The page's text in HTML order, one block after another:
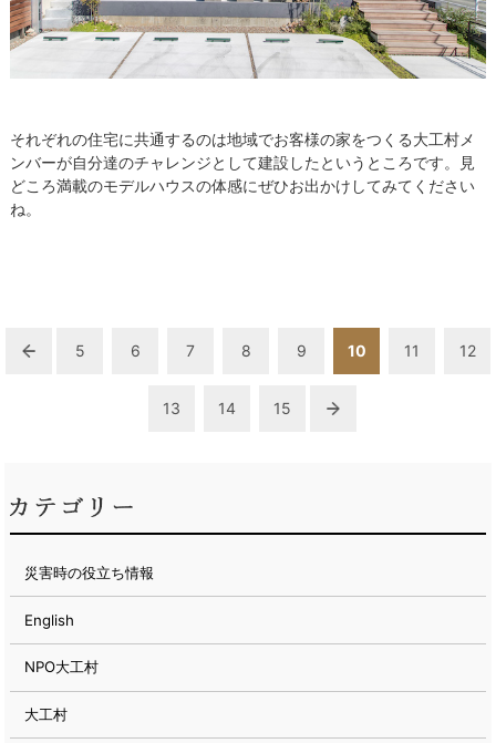
それぞれの住宅に共通するのは地域でお客様の家をつくる大工村メ
ンバーが自分達のチャレンジとして建設したというところです。見
どころ満載のモデルハウスの体感にぜひお出かけしてみてください
ね。
5 6 7 8 9 10 11 12
13 14 15
災害時の役立ち情報
English
NPO大工村
大工村